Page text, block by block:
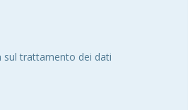
sul trattamento dei dati